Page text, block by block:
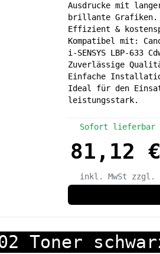
Ausdrucke mit
brillante Grafiken.
Effizient &
Kompatibel mit:
i-SENSYS LBP-633
Zuverlässige
Einfache
Ideal für den
leistungsstark.
Sofort lieferbar
81,12 €
inkl. MwSt zzgl.
Toner